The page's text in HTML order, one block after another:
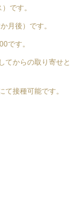
です。
月後）です。
です。
てからの取り寄せと
接種可能です。